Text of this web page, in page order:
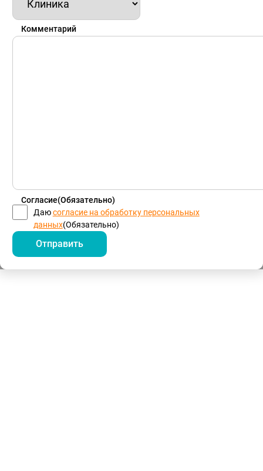
Комментарий
Согласие(Обязательно)
Даюсогласие на обработку персональных
данных(Обязательно)